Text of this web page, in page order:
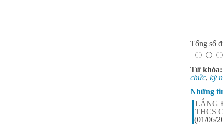
Tổng số
Từ khóa:
chức, kỷ
Những
LẮNG
THCS
(01/06/